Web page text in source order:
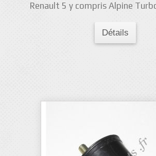
Renault 5 y compris Alpine
Détails